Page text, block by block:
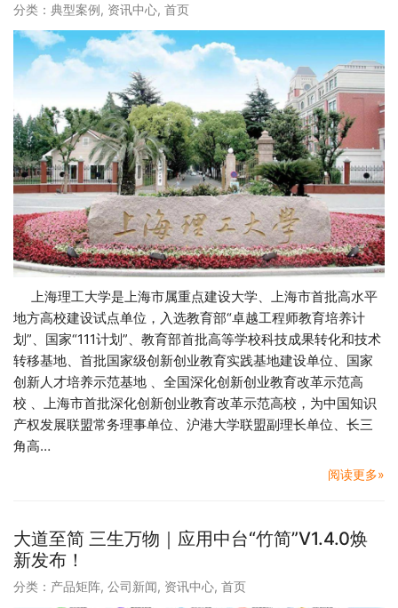
分类： 典型案例, 资讯中心, 首页
上海理工大学是上海市属重点建设大学、上海市首批高水平
地方高校建设试点单位，入选教育部“卓越工程师教育培养计
划”、国家“111计划”、教育部首批高等学校科技成果转化和技术
转移基地、首批国家级创新创业教育实践基地建设单位、国家
创新人才培养示范基地 、全国深化创新创业教育改革示范高
校 、上海市首批深化创新创业教育改革示范高校，为中国知识
产权发展联盟常务理事单位、沪港大学联盟副理长单位、长三
角高…
阅读更多»
大道至简 三生万物｜应用中台“竹简”V1.4.0焕
新发布！
分类： 产品矩阵, 公司新闻, 资讯中心, 首页